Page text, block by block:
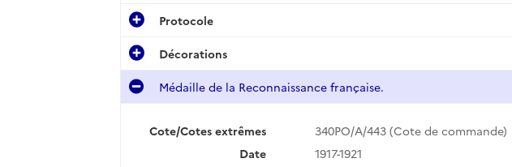
Protocole
Décorations
Médaille de la Reconnaissance française.
Cote/Cotes extrêmes
340PO/A/443 (Cote de commande)
Date
1917-1921